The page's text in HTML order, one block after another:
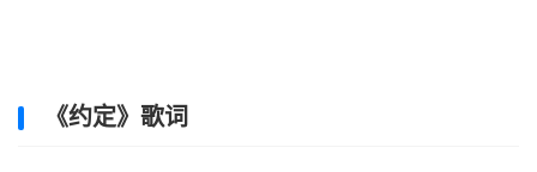
《约定》歌词